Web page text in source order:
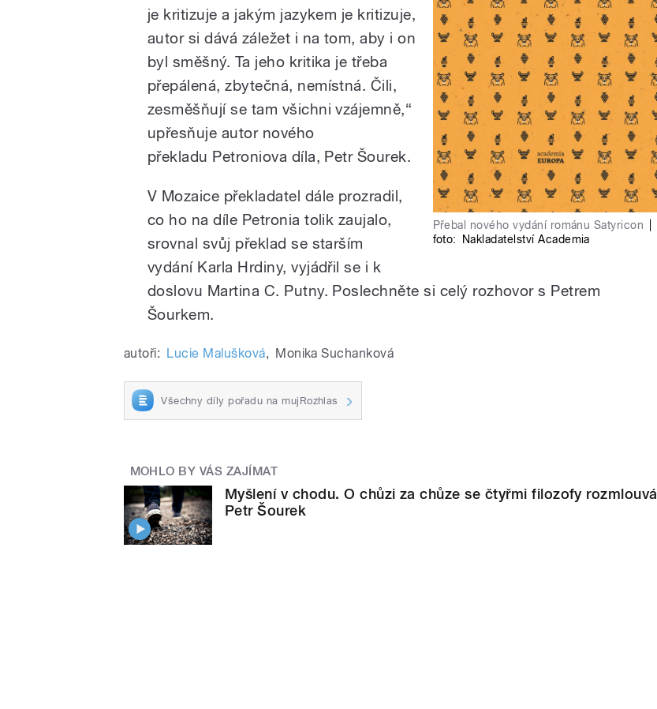
Přebal nového vydání románu Satyricon
foto:
Nakladatelství Academia
je kritizuje a jakým jazykem je kritizuje,
autor si dává záležet i na tom, aby i on
byl směšný. Ta jeho kritika je třeba
přepálená, zbytečná, nemístná. Čili,
zesměšňují se tam všichni vzájemně,“
upřesňuje autor nového
překladu Petroniova díla, Petr Šourek.
V Mozaice překladatel dále prozradil,
co ho na díle Petronia tolik zaujalo,
srovnal svůj překlad se starším
vydání Karla Hrdiny, vyjádřil se i k
doslovu Martina C. Putny. Poslechněte si celý rozhovor s Petrem
Šourkem.
autoři: Lucie Malušková, Monika Suchanková
Všechny díly pořadu na mujRozhlas
MOHLO BY VÁS ZAJÍMAT
Myšlení v chodu. O chůzi za chůze se čtyřmi filozofy rozmlouvá
Petr Šourek